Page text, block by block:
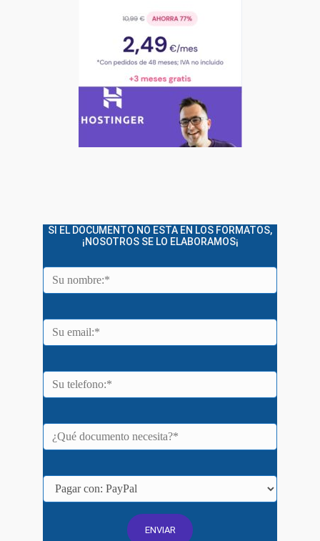
SI EL DOCUMENTO NO ESTA EN LOS FORMATOS,
¡NOSOTROS SE LO ELABORAMOS¡